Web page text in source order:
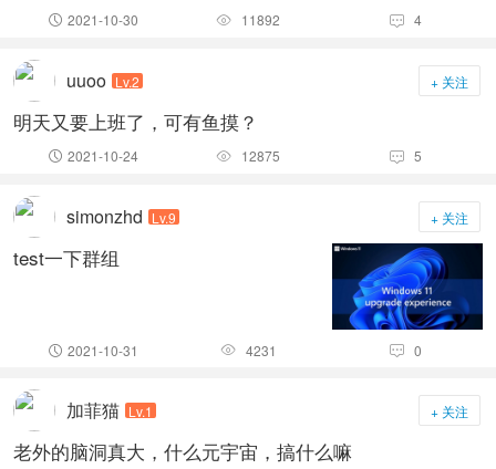
 2021-10-30  11892  4
uuoo Lv.2 + 关注
明天又要上班了，可有鱼摸？
 2021-10-24  12875  5
simonzhd Lv.9 + 关注
test一下群组
 2021-10-31  4231  0
加菲猫 Lv.1 + 关注
老外的脑洞真大，什么元宇宙，搞什么嘛